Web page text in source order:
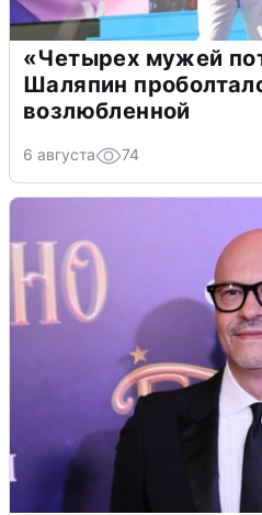
«Четырех мужей
Шаляпин
возлюбленной
6 августа 74